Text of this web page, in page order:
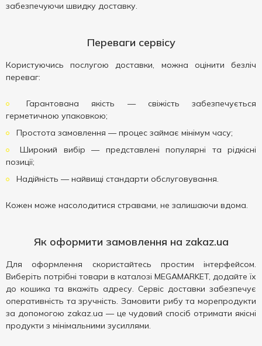
забезпечуючи швидку доставку.
Переваги сервісу
Користуючись послугою доставки, можна оцінити безліч
переваг:
Гарантована якість — свіжість забезпечується
герметичною упаковкою;
Простота замовлення — процес займає мінімум часу;
Широкий вибір — представлені популярні та рідкісні
позиції;
Надійність — найвищі стандарти обслуговування.
Кожен може насолодитися стравами, не залишаючи вдома.
Як оформити замовлення на zakaz.ua
Для оформлення скористайтесь простим інтерфейсом.
Виберіть потрібні товари в каталозі MEGAMARKET, додайте їх
до кошика та вкажіть адресу. Сервіс доставки забезпечує
оперативність та зручність. Замовити рибу та морепродукти
за допомогою zakaz.ua — це чудовий спосіб отримати якісні
продукти з мінімальними зусиллями.